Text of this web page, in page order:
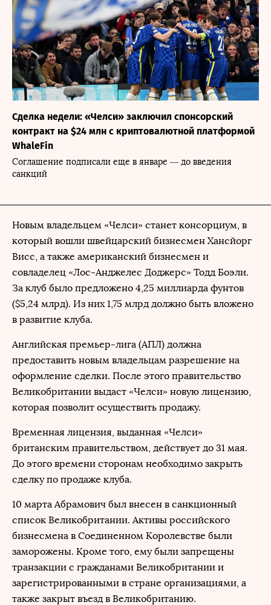
Сделка недели: «Челси» заключил спонсорский
контракт на $24 млн c криптовалютной платформой
WhaleFin
Соглашение подписали еще в январе — до введения
санкций
Новым владельцем «Челси» станет консорциум, в
который вошли швейцарский бизнесмен Хансйорг
Висс, а также американский бизнесмен и
совладелец «Лос-Анджелес Доджерс» Тодд Боэли.
За клуб было предложено 4,25 миллиарда фунтов
($5,24 млрд). Из них 1,75 млрд должно быть вложено
в развитие клуба.
Английская премьер-лига (АПЛ) должна
предоставить новым владельцам разрешение на
оформление сделки. После этого правительство
Великобритании выдаст «Челси» новую лицензию,
которая позволит осуществить продажу.
Временная лицензия, выданная «Челси»
британским правительством, действует до 31 мая.
До этого времени сторонам необходимо закрыть
сделку по продаже клуба.
10 марта Абрамович был внесен в санкционный
список Великобритании. Активы российского
бизнесмена в Соединенном Королевстве были
заморожены. Кроме того, ему были запрещены
транзакции с гражданами Великобритании и
зарегистрированными в стране организациями, а
также закрыт въезд в Великобританию.